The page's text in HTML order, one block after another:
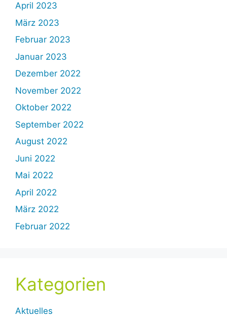
April 2023
März 2023
Februar 2023
Januar 2023
Dezember 2022
November 2022
Oktober 2022
September 2022
August 2022
Juni 2022
Mai 2022
April 2022
März 2022
Februar 2022
Kategorien
Aktuelles